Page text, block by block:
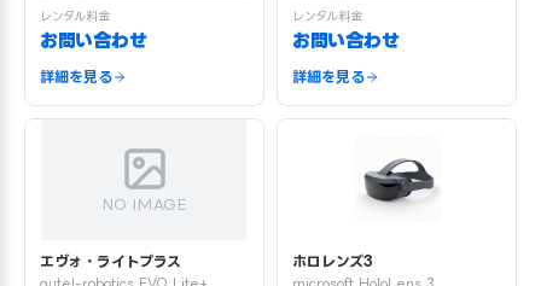
レンタル料金
お問い合わせ
詳細を見る
レンタル料金
お問い合わせ
詳細を見る
NO IMAGE
エヴォ・ライトプラス ホロレンズ3